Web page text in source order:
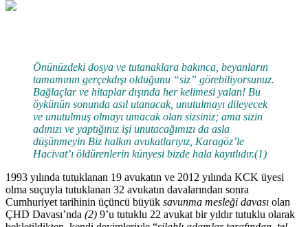
Önünüzdeki dosya ve tutanaklara bakınca, beyanların
tamamının gerçekdışı olduğunu “siz” görebiliyorsunuz.
Bağlaçlar ve hitaplar dışında her kelimesi yalan! Bu
öykünün sonunda asıl utanacak, unutulmayı dileyecek
ve unutulmuş olmayı umacak olan sizsiniz; ama sizin
adınızı ve yaptığınız işi unutacağımızı da asla
düşünmeyin Biz halkın avukatlarıyız, Karagöz’le
Hacivat’ı öldürenlerin künyesi bizde hala kayıtlıdır.(1)
1993 yılında tutuklanan 19 avukatın ve 2012 yılında KCK üyesi
olma suçuyla tutuklanan 32 avukatın davalarından sonra
Cumhuriyet tarihinin üçüncü büyük savunma mesleği davası olan
ÇHD Davası’nda (2) 9’u tutuklu 22 avukat bir yıldır tutuklu olarak